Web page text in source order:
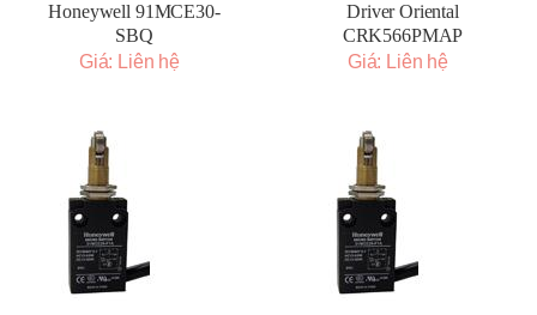
Honeywell 91MCE30-
SBQ
Giá: Liên hệ
Driver Oriental
CRK566PMAP
Giá: Liên hệ